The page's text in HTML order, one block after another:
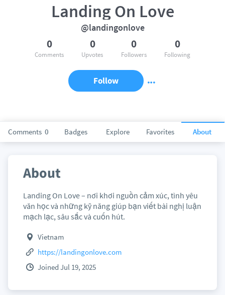
Comments 0 Badges Explore Favorites About
Landing On Love
@landingonlove
0
Comments
0
Upvotes
0
Followers
0
Following
Follow
About
Landing On Love – nơi khơi nguồn cảm xúc, tình yêu
văn học và những kỹ năng giúp bạn viết bài nghị luận
mạch lạc, sâu sắc và cuốn hút.
Vietnam
https://landingonlove.com
Joined Jul 19, 2025